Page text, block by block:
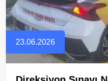
23.06.2026